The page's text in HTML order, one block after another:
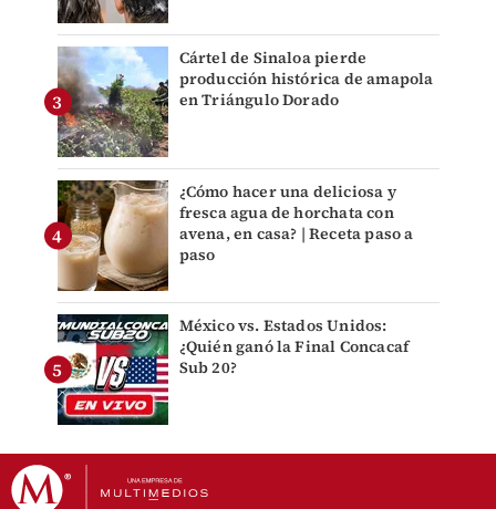
Cártel de Sinaloa pierde
producción histórica de amapola
en Triángulo Dorado
¿Cómo hacer una deliciosa y
fresca agua de horchata con
avena, en casa? | Receta paso a
paso
México vs. Estados Unidos:
¿Quién ganó la Final Concacaf
Sub 20?